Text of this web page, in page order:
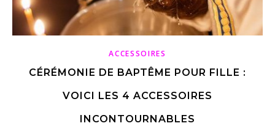
ACCESSOIRES
CÉRÉMONIE DE BAPTÊME POUR FILLE :
VOICI LES 4 ACCESSOIRES
INCONTOURNABLES